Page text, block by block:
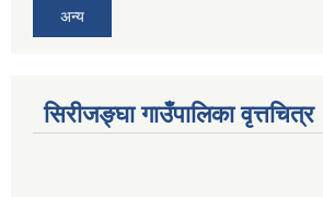
अन्य
सिरीजङ्घा गाउँपालिका वृत्तचित्र